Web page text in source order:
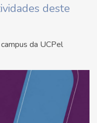
deste
da UCPel